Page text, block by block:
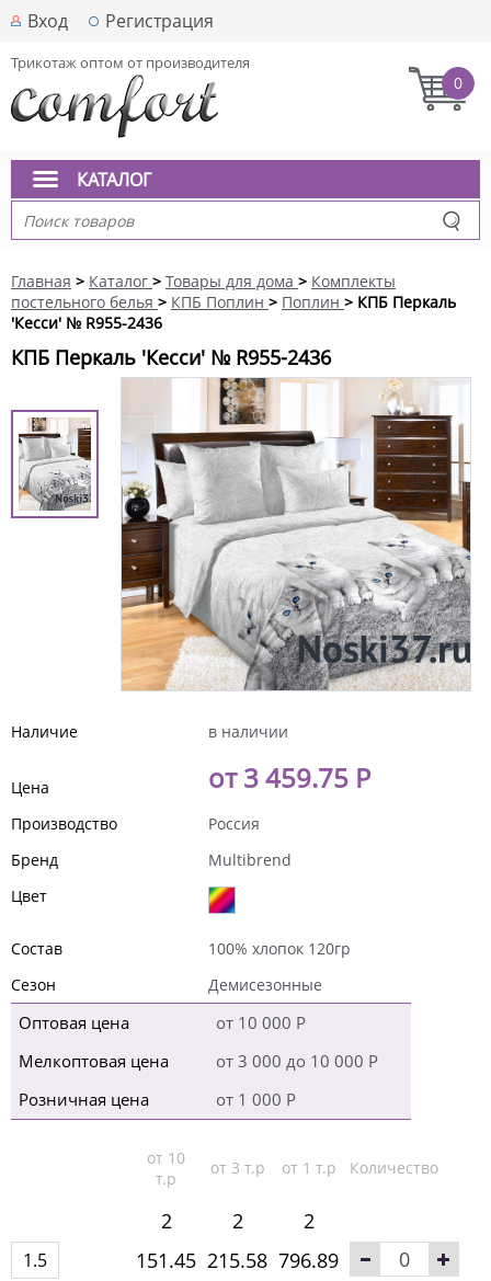
Вход Регистрация
Трикотаж оптом от производителя
0
КАТАЛОГ
Главная > Каталог > Товары для дома > Комплекты
постельного белья > КПБ Поплин > Поплин > КПБ Перкаль
'Кесси' № R955-2436
КПБ Перкаль 'Кесси' № R955-2436
Наличие в наличии
Цена от 3 459.75 Р
Производство
Россия
Бренд
Multibrend
Цвет
Состав
100% хлопок 120гр
Сезон
Демисезонные
Оптовая цена
от 10 000 Р
Мелкоптовая цена
от 3 000 до 10 000 Р
Розничная цена
от 1 000 Р
от 10
т.р
от 3 т.р от 1 т.р Количество
1.5
2
151.45
2
215.58
2
796.89